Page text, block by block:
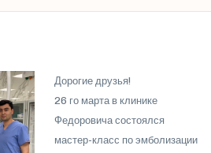
Дорогие друзья!
26 го марта в клинике
Федоровича состоялся
мастер-класс по эмболизации